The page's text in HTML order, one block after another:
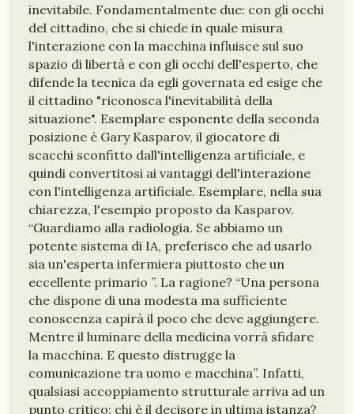
inevitabile. Fondamentalmente due: con gli occhi
del cittadino, che si chiede in quale misura
l'interazione con la macchina influisce sul suo
spazio di libertà e con gli occhi dell'esperto, che
difende la tecnica da egli governata ed esige che
il cittadino "riconosca l'inevitabilità della
situazione". Esemplare esponente della seconda
posizione è Gary Kasparov, il giocatore di
scacchi sconfitto dall'intelligenza artificiale, e
quindi convertitosi ai vantaggi dell'interazione
con l'intelligenza artificiale. Esemplare, nella sua
chiarezza, l'esempio proposto da Kasparov.
“Guardiamo alla radiologia. Se abbiamo un
potente sistema di IA, preferisco che ad usarlo
sia un'esperta infermiera piuttosto che un
eccellente primario ”. La ragione? “Una persona
che dispone di una modesta ma sufficiente
conoscenza capirà il poco che deve aggiungere.
Mentre il luminare della medicina vorrà sfidare
la macchina. E questo distrugge la
comunicazione tra uomo e macchina”. Infatti,
qualsiasi accoppiamento strutturale arriva ad un
punto critico: chi è il decisore in ultima istanza?